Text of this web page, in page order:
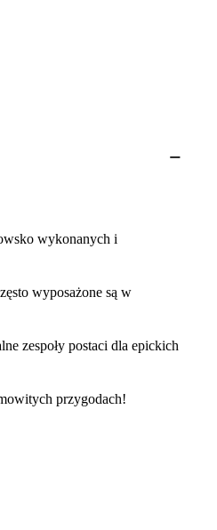
wykonanych i
wyposażone są w
zespoły postaci dla epickich
przygodach!